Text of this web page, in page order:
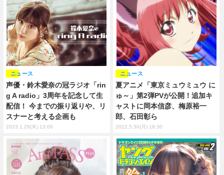
声優・鈴木愛奈の冠ラジオ「rin
g A radio」3周年を記念して生
配信！ 今までの振り返りや、リ
スナーと考える企画も
ニュース
2023.1.26(木) 13:00
夏アニメ「東京ミュウミュウ に
ゅ～」第2弾PVが公開！追加キ
ャストに岡本信彦、梅原裕一
郎、石田彰ら
ニュース
2022.5.30(月) 18:30